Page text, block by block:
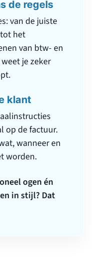
worden.
ogen én
in stijl? Dat